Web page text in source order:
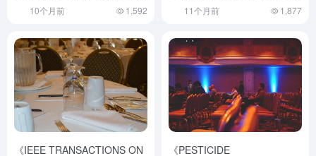
10个月前 1,592 11个月前 1,877
《IEEE TRANSACTIONS ON
《PESTICIDE